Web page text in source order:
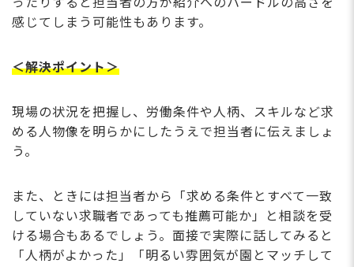
感じてしまう可能性もあります。
＜解決ポイント＞
現場の状況を把握し、労働条件や人柄、スキルなど求
める人物像を明らかにしたうえで担当者に伝えましょ
う。
また、ときには担当者から「求める条件とすべて一致
していない求職者であっても推薦可能か」と相談を受
ける場合もあるでしょう。面接で実際に話してみると
「人柄がよかった」「明るい雰囲気が園とマッチして